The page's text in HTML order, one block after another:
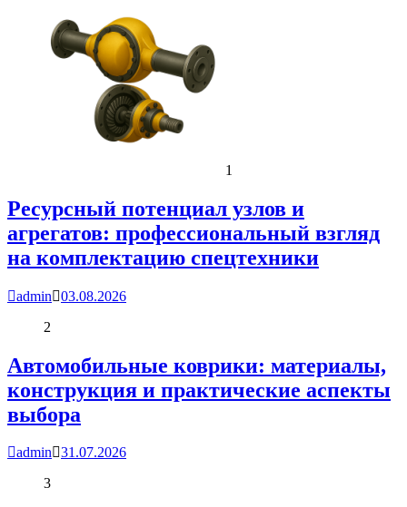
1
Ресурсный потенциал узлов и
агрегатов: профессиональный взгляд
на комплектацию спецтехники
admin
03.08.2026
2
Автомобильные коврики: материалы,
конструкция и практические аспекты
выбора
admin 31.07.2026
3